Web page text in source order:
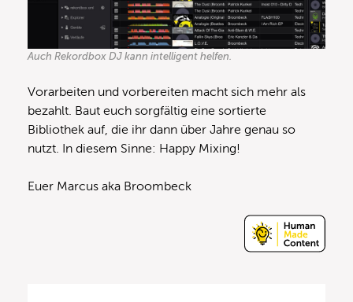
Auch Rekordbox DJ kann intelligent helfen.
Vorarbeiten und vorbereiten macht sich mehr als
bezahlt. Baut euch sorgfältig eine sortierte
Bibliothek auf, die ihr dann über Jahre genau so
nutzt. In diesem Sinne: Happy Mixing!
Euer Marcus aka Broombeck